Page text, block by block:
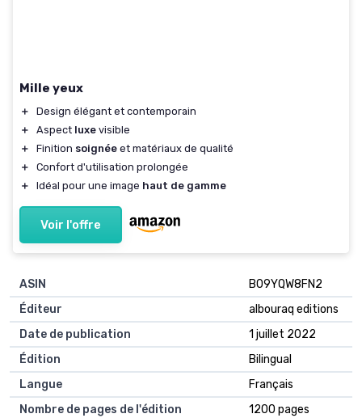
Mille yeux
＋
Design élégant et contemporain
＋
Aspect luxe visible
＋
Finition soignée et matériaux de qualité
＋
Confort d'utilisation prolongée
＋
Idéal pour une image haut de gamme
Voir l'offre
ASIN
B09YQW8FN2
Éditeur
albouraq editions
Date de publication
1 juillet 2022
Édition
Bilingual
Langue
Français
Nombre de pages de l'édition
1200 pages